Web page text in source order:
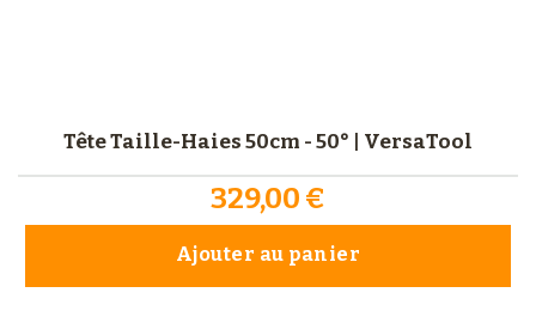
Tête Taille-Haies 50cm - 50° | VersaTool
329,00 €
Ajouter au panier